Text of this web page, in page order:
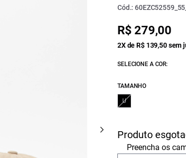
Cód.:
R$ 279,00
2X de R$ 139,50 sem
SELECIONE A COR:
TAMANHO
U
Produto
Preencha os